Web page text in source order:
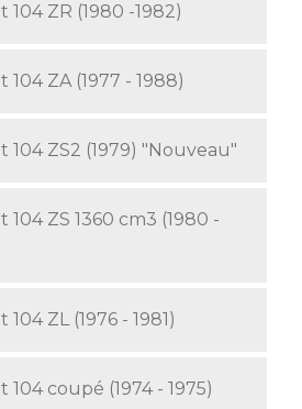
104 ZR (1980 -1982)
104 ZA (1977 - 1988)
104 ZS2 (1979) "Nouveau"
104 ZS 1360 cm3 (1980 -
ZL (1976 - 1981)
104 coupé (1974 - 1975)